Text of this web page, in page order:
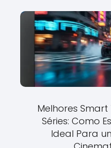
Melhores Smart
Séries: Como
Ideal Para